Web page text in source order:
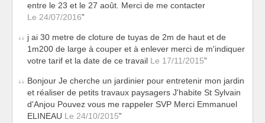
entre le 23 et le 27 août. Merci de me contacter
Le 24/07/2016
j ai 30 metre de cloture de tuyas de 2m de haut et de
1m200 de large à couper et à enlever merci de m'indiquer
votre tarif et la date de ce travail Le 17/11/2015
Bonjour Je cherche un jardinier pour entretenir mon jardin
et réaliser de petits travaux paysagers J'habite St Sylvain
d'Anjou Pouvez vous me rappeler SVP Merci Emmanuel
ELINEAU Le 24/10/2015